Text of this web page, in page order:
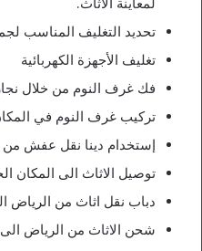
تحديد التغليف المناسب
تغليف الأجهزة الكهربائية
فك غرف النوم من خلال
تركيب غرف النوم في
إستخدام دينا نقل عفش من
توصيل الاثاث الى المكان
دباب نقل اثاث من الرياض
شحن الاثاث من الرياض